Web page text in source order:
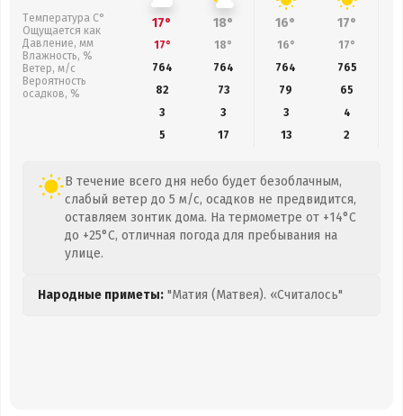
Температура С°
Ощущается как
Давление, мм
Влажность, %
Ветер, м/с
Вероятность
осадков, %
17° 18° 16° 17°
17° 18° 16° 17°
764
764 764 765
82
73 79 65
3
3 3
4
5
17 13 2
В течение всего дня небо будет безоблачным,
слабый ветер до 5 м/с, осадков не предвидится,
оставляем зонтик дома. На термометре от +14°C
до +25°C, отличная погода для пребывания на
улице.
Народные приметы: "Матия (Матвея). «Считалось"